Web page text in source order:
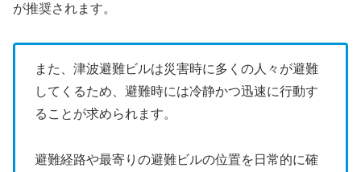
が推奨されます。
また、津波避難ビルは災害時に多くの人々が避難
してくるため、避難時には冷静かつ迅速に行動す
ることが求められます。
避難経路や最寄りの避難ビルの位置を日常的に確